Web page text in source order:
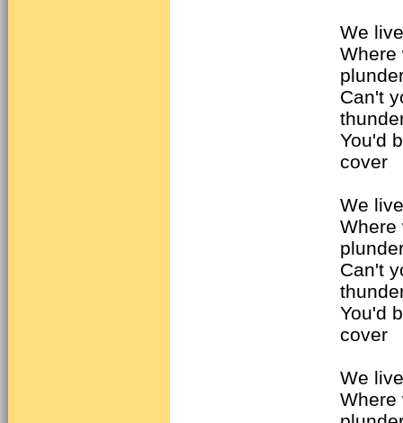
We
Where
Can't
You'd
cover
We
Where
Can't
You'd
cover
We
Where